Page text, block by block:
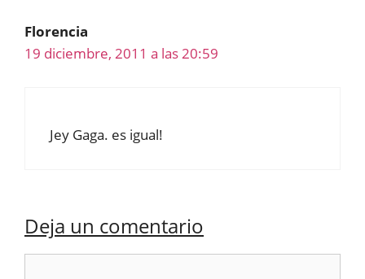
Florencia
19 diciembre, 2011 a las 20:59
Jey Gaga. es igual!
Deja un comentario